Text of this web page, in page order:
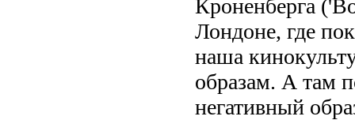
Кроненберга
Лондоне, где
наша
образам. А там
негативный